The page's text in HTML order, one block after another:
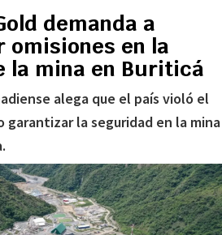
demanda a
omisiones en la
la mina en Buriticá
alega que el país violó el
garantizar la seguridad en la mina